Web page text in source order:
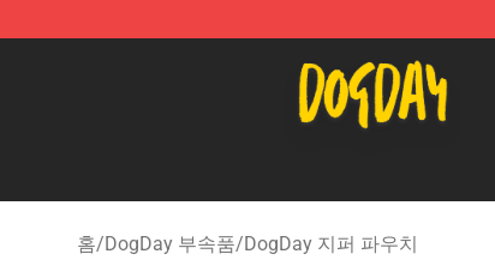
DogDay Store - Official DogDay Merchandise Shop
홈/DogDay 부속품/DogDay 지퍼 파우치